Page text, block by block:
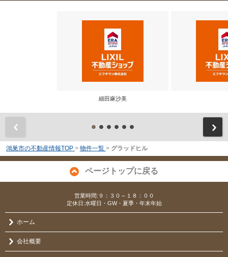
細田麻沙美
鴻巣市の不動産情報TOP > 物件一覧 > グラッドヒル
ページトップに戻る
営業時間:９：３０～１８：００
定休日:水曜日・GW・夏季・年末年始
ホーム
会社概要